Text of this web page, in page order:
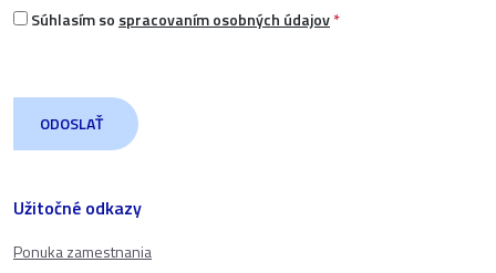
Užitočné odkazy
Ponuka zamestnania
Súhlasím so spracovaním osobných údajov*